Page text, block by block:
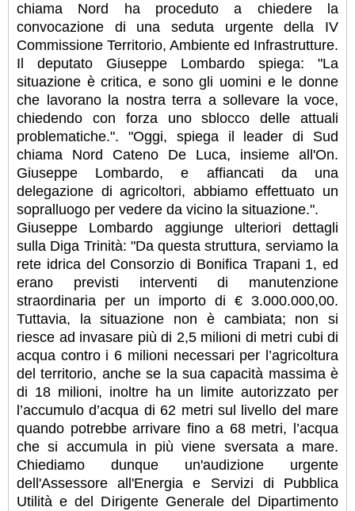
chiama Nord ha proceduto a chiedere la
convocazione di una seduta urgente della IV
Commissione Territorio, Ambiente ed Infrastrutture.
Il deputato Giuseppe Lombardo spiega: "La
situazione è critica, e sono gli uomini e le donne
che lavorano la nostra terra a sollevare la voce,
chiedendo con forza uno sblocco delle attuali
problematiche.". "Oggi, spiega il leader di Sud
chiama Nord Cateno De Luca, insieme all'On.
Giuseppe Lombardo, e affiancati da una
delegazione di agricoltori, abbiamo effettuato un
sopralluogo per vedere da vicino la situazione.".
Giuseppe Lombardo aggiunge ulteriori dettagli
sulla Diga Trinità: "Da questa struttura, serviamo la
rete idrica del Consorzio di Bonifica Trapani 1, ed
erano previsti interventi di manutenzione
straordinaria per un importo di € 3.000.000,00.
Tuttavia, la situazione non è cambiata; non si
riesce ad invasare più di 2,5 milioni di metri cubi di
acqua contro i 6 milioni necessari per l’agricoltura
del territorio, anche se la sua capacità massima è
di 18 milioni, inoltre ha un limite autorizzato per
l’accumulo d’acqua di 62 metri sul livello del mare
quando potrebbe arrivare fino a 68 metri, l’acqua
che si accumula in più viene sversata a mare.
Chiediamo dunque un'audizione urgente
dell'Assessore all'Energia e Servizi di Pubblica
Utilità e del Dirigente Generale del Dipartimento